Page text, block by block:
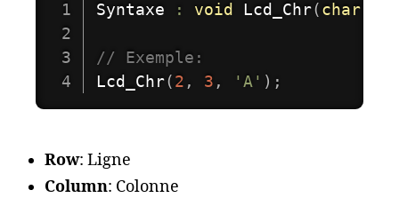
Syntaxe : void Lcd_Chr(char
// Exemple:
Lcd_Chr(2 , 3 , 'A' ) ;
Row: Ligne
Column: Colonne